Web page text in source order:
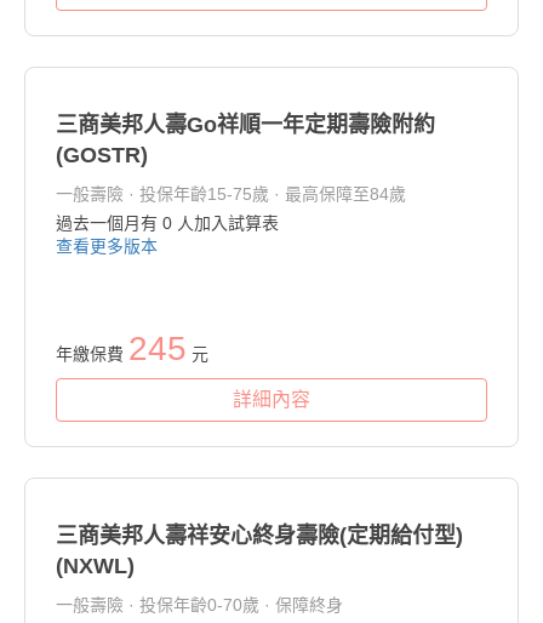
三商美邦人壽Go祥順一年定期壽險附約
(GOSTR)
一般壽險 · 投保年齡15-75歲 · 最高保障至84歲
過去一個月有 0 人加入試算表
查看更多版本
年繳保費 245 元
詳細內容
三商美邦人壽祥安心終身壽險(定期給付型)
(NXWL)
一般壽險 · 投保年齡0-70歲 · 保障終身